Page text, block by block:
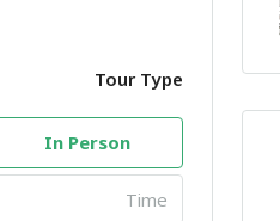
Tour Type
In Person
Time